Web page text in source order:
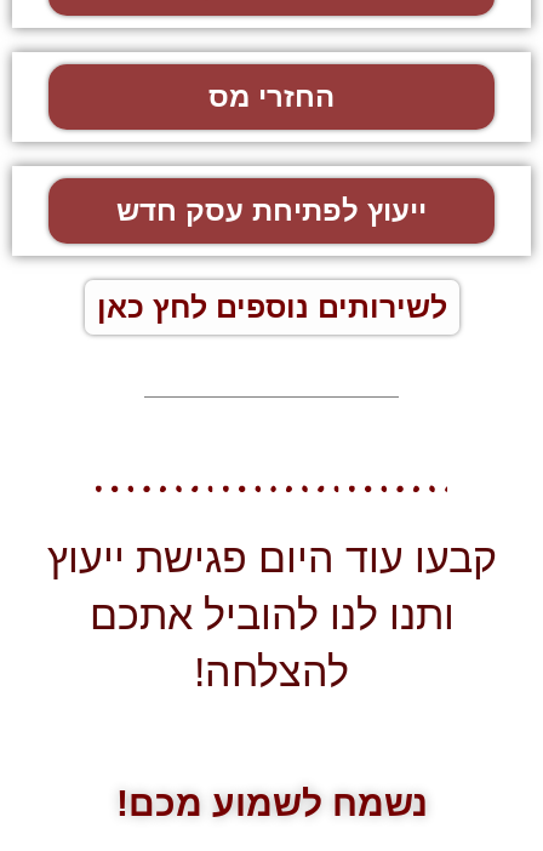
החזרי מס
ייעוץ לפתיחת עסק חדש
לשירותים נוספים לחץ כאן
קבעו עוד היום פגישת ייעוץ
ותנו לנו להוביל אתכם
להצלחה!
נשמח לשמוע מכם!